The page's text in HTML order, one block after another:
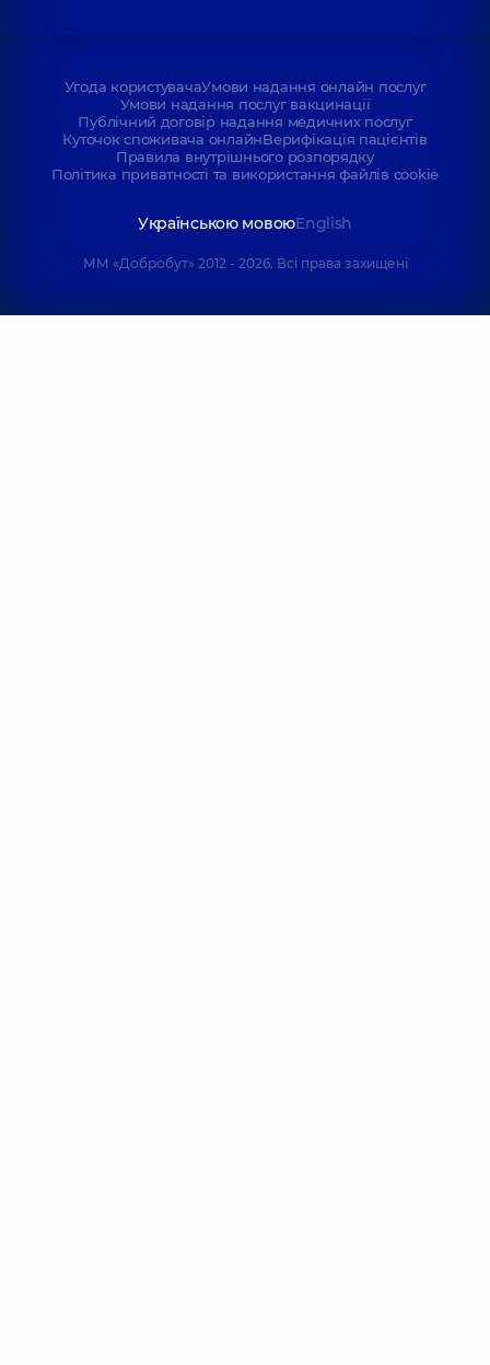
Угода користувачаУмови надання онлайн послуг
Умови надання послуг вакцинації
Публічний договір надання медичних послуг
Куточок споживача онлайнВерифікація пацієнтів
Правила внутрішнього розпорядку
Політика приватності та використання файлів cookie
Українською мовоюEnglish
ММ «Добробут» 2012 - 2026. Всі права захищені